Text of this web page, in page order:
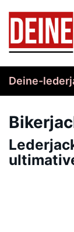
content
Deine-